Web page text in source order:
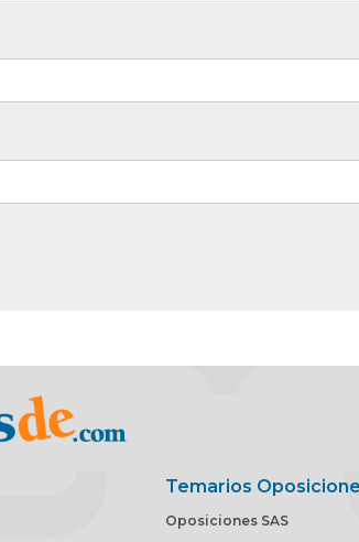
Temarios
Oposiciones SAS